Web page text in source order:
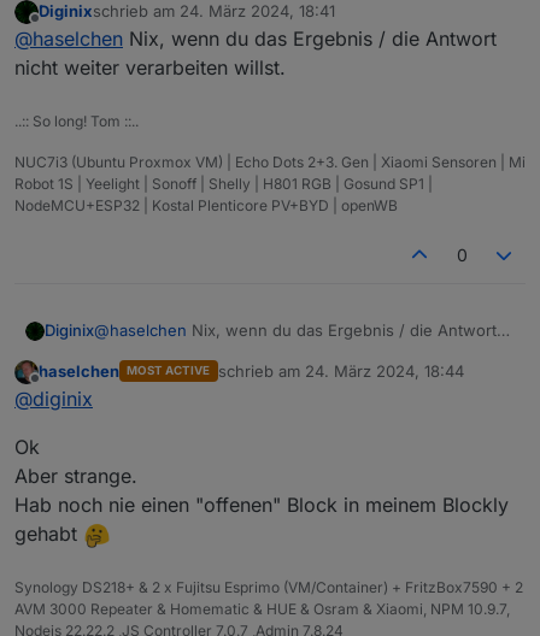
Stehe auch gerade mit nem Brett vorm Kopp vor
einem Problem.
Habe mit dem Request Block ne Steckdose
Nun ist das "Puzzleteil" ein Block mit Einschub.
Was soll da rein?
Offline
Diginixschrieb am 24. März 2024, 18:41
zuletzt editiert von
@haselchen Nix, wenn du das Ergebnis / die Antwort
nicht weiter verarbeiten willst.
..:: So long! Tom ::..
NUC7i3 (Ubuntu Proxmox VM) | Echo Dots 2+3. Gen | Xiaomi Sensoren | Mi
Robot 1S | Yeelight | Sonoff | Shelly | H801 RGB | Gosund SP1 |
NodeMCU+ESP32 | Kostal Plenticore PV+BYD | openWB
0
Diginix@haselchen Nix, wenn du das Ergebnis / die Antwort
Offline
haselchen MOST ACTIVE schrieb am 24. März 2024, 18:44
zuletzt editiert von
@diginix
Ok
Aber strange.
Hab noch nie einen "offenen" Block in meinem Blockly
gehabt
Synology DS218+ & 2 x Fujitsu Esprimo (VM/Container) + FritzBox7590 + 2
AVM 3000 Repeater & Homematic & HUE & Osram & Xiaomi, NPM 10.9.7,
Nodejs 22.22.2 ,JS Controller 7.0.7 ,Admin 7.8.24